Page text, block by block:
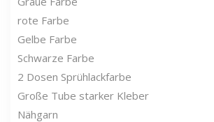
rote Farbe
Gelbe Farbe
Schwarze Farbe
2 Dosen Sprühlackfarbe
Große Tube starker Kleber
Nähgarn